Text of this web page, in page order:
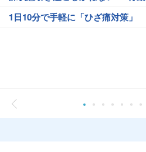
1日10分で手軽に「ひざ痛対策」